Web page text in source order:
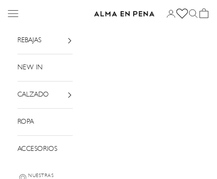
Alma en Pena
Menú Iniciar sesión
Buscar
Cesta
REBAJAS
NEW IN
CALZADO
ROPA
ACCESORIOS
NUESTRAS